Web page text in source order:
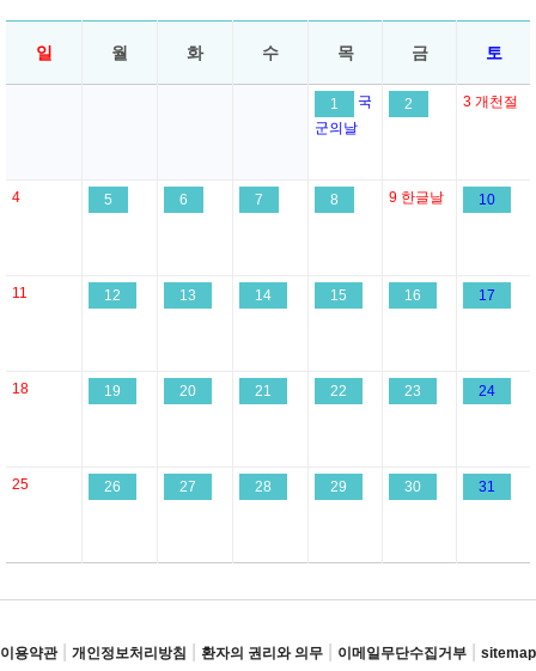
일 월 화 수 목 금 토
1
국
군의날
2 3 개천절
4 5 6 7 8 9 한글날 10
11 12 13 14 15 16 17
18 19 20 21 22 23 24
25 26 27 28 29 30 31
이용약관 개인정보처리방침 환자의 권리와 의무 이메일무단수집거부 sitemap